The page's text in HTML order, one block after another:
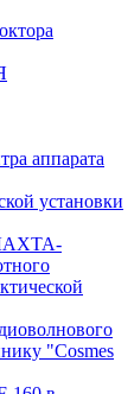
аппарата
установки
ЛАХТА-
"Cosmes